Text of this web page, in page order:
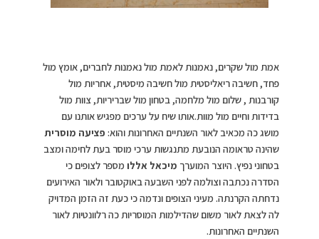
אמת מול שקרים, נאמנות לאמת מול נאמנות לחברים, אומץ מול
פחד, חשיבה ריאליסטית מול חשיבה מיסטית, אחריות מול
קורבנות , שלום מול מלחמה, בטחון מול שבריריות, צוות מול
בדידות וחיים מול מוות.אותו שיח על ערכים מפגיש אותנו עם
מושג כה מכאיב לאור השנתיים האחרונות והוא: פציעה מוסרית
שהינה טראומה הנובעת מתנגשות ערכי מוסר בעת לחימה ומצב
בטחוני נפיץ. היוצר המוערך מיכאל אללו מספר לצופים כי
הסדרה נכתבה וצולמה לפני השבעה באוקטובר ולאור האירועים
נדחתה הקרנתה. מעיני הצופים ונדמה כי כעת זה הזמן המדויק
לה לצאת לאור משום שהדילמות המוסריות כה רלוונטיות לאור
השנתיים האחרונות.